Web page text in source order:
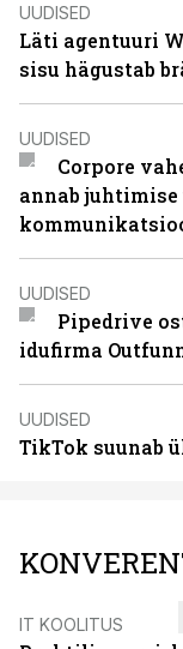
UUDISED
Läti agentuuri
sisu hägustab
UUDISED
Corpore
annab juhtimise
UUDISED
Pipedrive
idufirma
UUDISED
TikTok suunab
IT KOOLITUS